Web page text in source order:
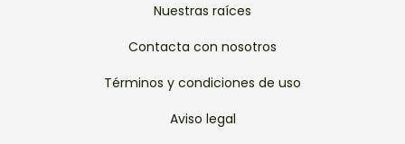
Nuestras raíces
Contacta con nosotros
Términos y condiciones de uso
Aviso legal